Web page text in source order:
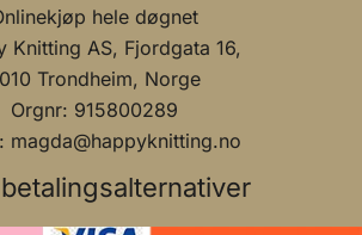
hele døgnet
Knitting AS, Fjordgata 16,
Trondheim, Norge
Orgnr: 915800289
magda@happyknitting.no